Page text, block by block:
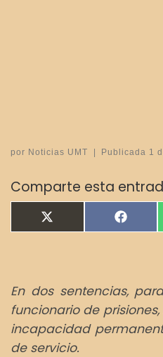
por Noticias UMT Publicada 1
Comparte esta
Compartir en
X
(
t
e
r
)
F
a
o
k
En dos sentencias,
funcionario de
incapacidad
de servicio.